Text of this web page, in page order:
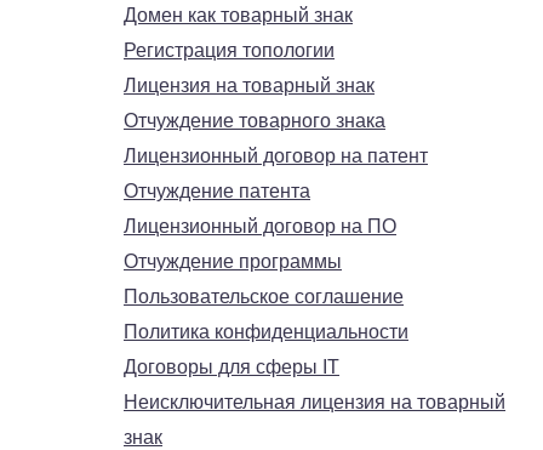
Домен как товарный знак
Регистрация топологии
Лицензия на товарный знак
Отчуждение товарного знака
Лицензионный договор на патент
Отчуждение патента
Лицензионный договор на ПО
Отчуждение программы
Пользовательское соглашение
Политика конфиденциальности
Договоры для сферы IT
Неисключительная лицензия на товарный
знак